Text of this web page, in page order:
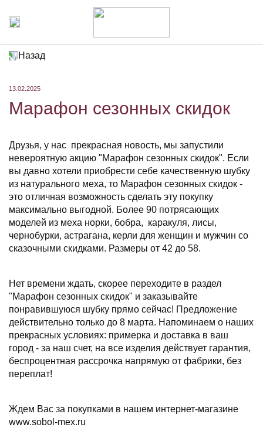
Назад
13.02.2025
Марафон сезонных скидок
Друзья, у нас прекрасная новость, мы запустили
невероятную акцию "Марафон сезонных скидок". Если
вы давно хотели приобрести себе качественную шубку
из натурального меха, то Марафон сезонных скидок -
это отличная возможность сделать эту покупку
максимально выгодной. Более 90 потрясающих
моделей из меха норки, бобра, каракуля, лисы,
чернобурки, астрагана, керли для женщин и мужчин со
сказочными скидками. Размеры от 42 до 58.
Нет времени ждать, скорее переходите в раздел
"Марафон сезонных скидок" и заказывайте
понравившуюся шубку прямо сейчас! Предложение
действительно только до 8 марта. Напоминаем о наших
прекрасных условиях: примерка и доставка в ваш
город - за наш счет, на все изделия действует гарантия,
беспроцентная рассрочка напрямую от фабрики, без
переплат!
Ждем Вас за покупками в нашем интернет-магазине
www.sobol-mex.ru